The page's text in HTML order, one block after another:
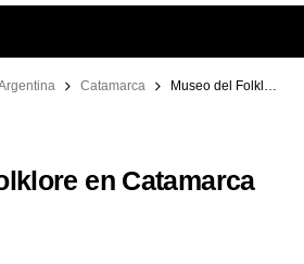
Catamarca Museo del Folklore en Catamarca
en Catamarca